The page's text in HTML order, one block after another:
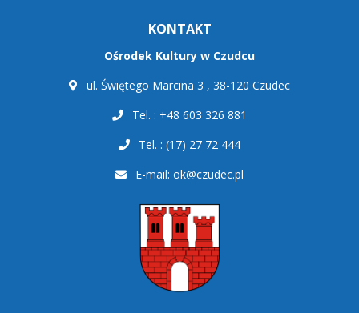
KONTAKT
Ośrodek Kultury w Czudcu
ul. Świętego Marcina 3 , 38-120 Czudec
Tel. : +48 603 326 881
Tel. : (17) 27 72 444
E-mail: ok@czudec.pl